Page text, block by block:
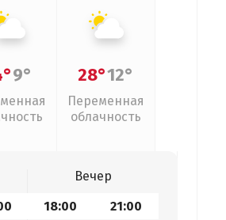
9° 28°12°
Переменная
облачность
Вечер
18:00 21:00